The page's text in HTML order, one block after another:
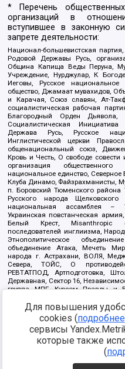
* Перечень
организаций в
вступившее в законную
запрете деятельности:
Национал-большевистская
Родовой Державы Русь,
Община Капища Веды Перуна,
Учреждение, Нурджулар, К
Иеговы, Русское национальное
общество, Джамаат мувахидов,
и Карачая, Союз славян, Ат-
социалистическая рабочая
Благородный Орден
Социалистическая
Держава Русь, Русское
Инглистической церкви
общенациональный союз,
Кровь и Честь, О свободе
организация
национальное единство, Северное
Клуба Динамо, Файзрахманисты,
п. Боровский Тюменского
Русского народа
национальная ассамблея –
Украинская повстанческая
Белый Крест, Misanthropic
последователей инглиизма,
Этнополитическое
объединение Атака, Мечеть
народа г. Астрахани, ВОЛЯ,
Севера, ТОЙС, О
РЕВТАТПОД, Артподготовка,
Державная, Сектор 16,
группа МПГ, Курсом Правды и
Благотворительный
Арестантское уголовное
Дафа, Иртыш Ultras, Русский
Сибирский державный союз, Фонд
граждан, Штабы Навального,
Краснодара
https://
Для повышения
cookies (подробнее
сервисы
которые также
(